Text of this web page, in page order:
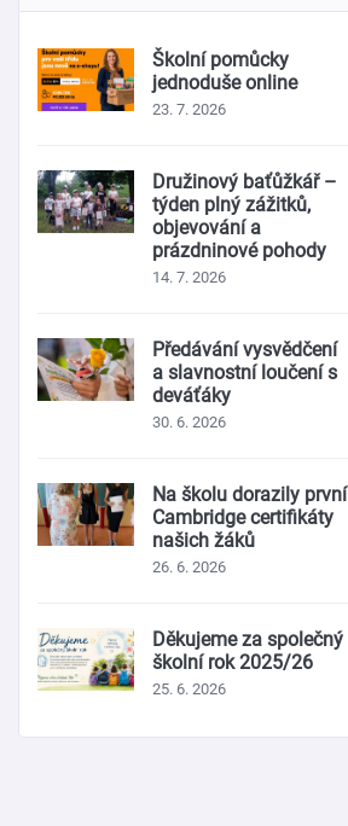
Školní pomůcky
jednoduše online
23. 7. 2026
Družinový baťůžkář –
týden plný zážitků,
objevování a
prázdninové pohody
14. 7. 2026
Předávání vysvědčení
a slavnostní loučení s
deváťáky
30. 6. 2026
Na školu dorazily první
Cambridge certifikáty
našich žáků
26. 6. 2026
Děkujeme za společný
školní rok 2025/26
25. 6. 2026